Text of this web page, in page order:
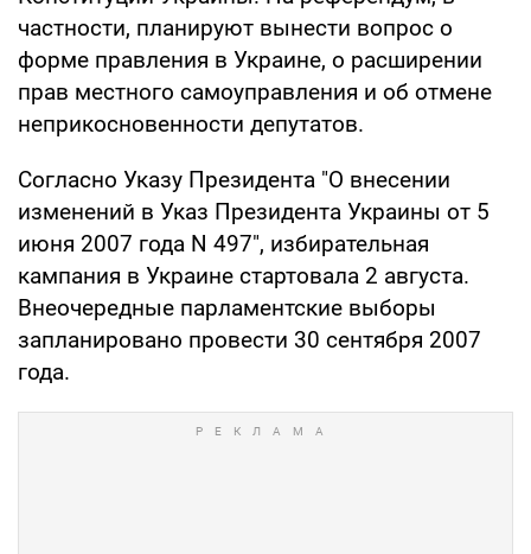
частности, планируют вынести вопрос о
форме правления в Украине, о расширении
прав местного самоуправления и об отмене
неприкосновенности депутатов.
Согласно Указу Президента "О внесении
изменений в Указ Президента Украины от 5
июня 2007 года N 497", избирательная
кампания в Украине стартовала 2 августа.
Внеочередные парламентские выборы
запланировано провести 30 сентября 2007
года.